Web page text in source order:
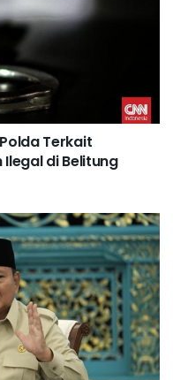
Terkait
Ilegal di Belitung